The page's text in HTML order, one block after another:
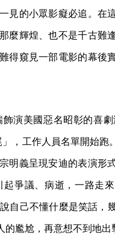
見的小眾影癡必追。在
麼輝煌、也不是千古難
得窺見一部電影的幕後
演美國惡名昭彰的喜
，工作人員名單開始跑
明義呈現安迪的表演形
爭議、病逝，一路走
自己不懂什麼是笑話，
尷尬，再意想不到地出